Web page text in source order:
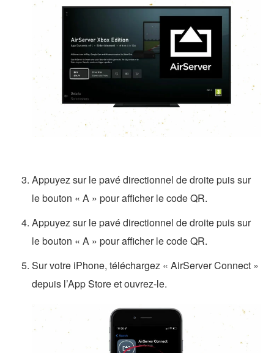
Appuyez sur le pavé directionnel de droite puis sur
le bouton « A » pour afficher le code QR.
Appuyez sur le pavé directionnel de droite puis sur
le bouton « A » pour afficher le code QR.
Sur votre iPhone, téléchargez « AirServer Connect »
depuis l’App Store et ouvrez-le.